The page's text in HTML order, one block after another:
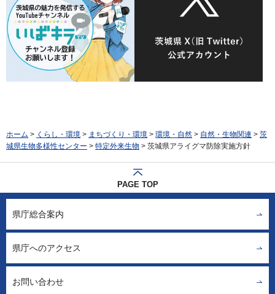
ホーム > くらし・環境 > まちづくり・環境 > 環境・自然 > 自然・生物関連 > 茨
城県生物多様性センター > 特定外来生物 > 茨城県アライグマ防除実施方針
PAGE TOP
県庁総合案内
県庁へのアクセス
お問い合わせ